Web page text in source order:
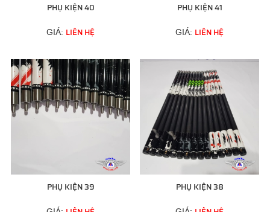
PHỤ KIỆN 40
GIÁ: LIÊN HỆ
PHỤ KIỆN 41
GIÁ: LIÊN HỆ
PHỤ KIỆN 39 PHỤ KIỆN 38